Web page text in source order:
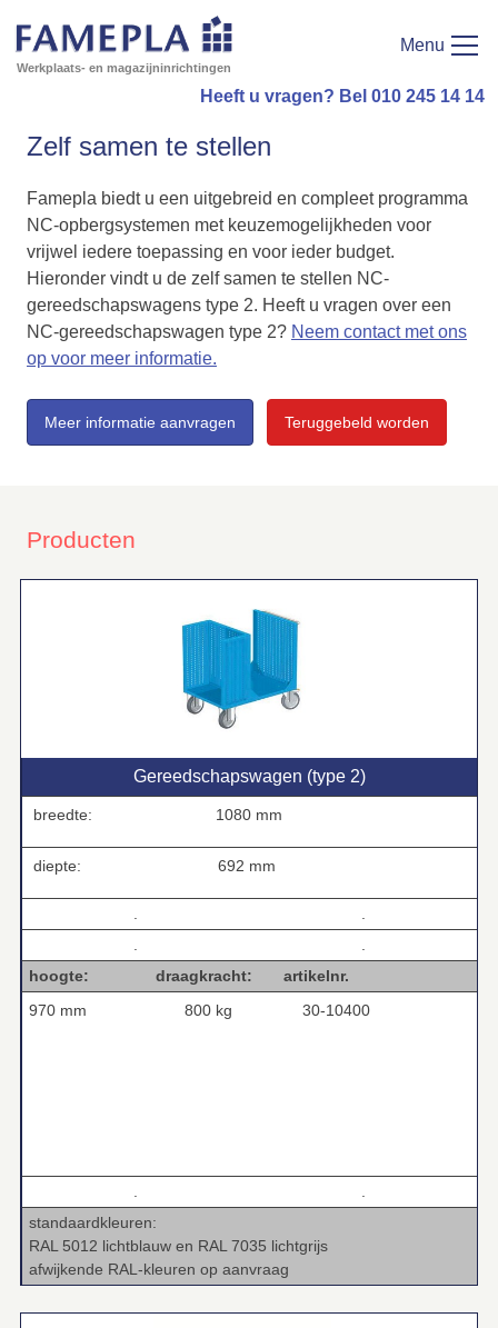
Werkplaats- en magazijninrichtingen
Menu
Heeft u vragen? Bel 010 245 14 14
Zelf samen te stellen
Famepla biedt u een uitgebreid en compleet programma
NC-opbergsystemen met keuzemogelijkheden voor
vrijwel iedere toepassing en voor ieder budget.
Hieronder vindt u de zelf samen te stellen NC-
gereedschapswagens type 2. Heeft u vragen over een
NC-gereedschapswagen type 2? Neem contact met ons
op voor meer informatie.
Meer informatie aanvragen Teruggebeld worden
Producten
Gereedschapswagen (type 2)
breedte: 1080 mm
diepte: 692 mm
.
.
.
.
hoogte: draagkracht: artikelnr.
970 mm
800 kg 30-10400
.
.
standaardkleuren:
RAL 5012 lichtblauw en RAL 7035 lichtgrijs
afwijkende RAL-kleuren op aanvraag